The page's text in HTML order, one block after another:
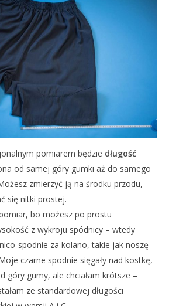
pomiarem będzie długość
od samej góry gumki aż do samego
zmierzyć ją na środku przodu,
się nitki prostej.
bo możesz po prostu
z wykroju spódnicy – wtedy
spodnie za kolano, takie jak noszę
czarne spodnie sięgały nad kostkę,
góry gumy, ale chciałam krótsze –
ze standardowej długości